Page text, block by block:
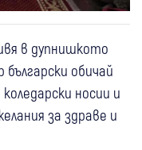
в дупнишкото
обичай
носии и
за здраве и